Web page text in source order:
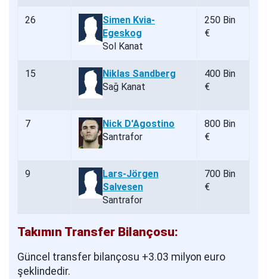
26
Simen Kvia-
Egeskog
Sol Kanat
250 Bin
€
15
Niklas Sandberg
Sağ Kanat
400 Bin
€
7
Nick D'Agostino
Santrafor
800 Bin
€
9
Lars-Jörgen
Salvesen
Santrafor
700 Bin
€
Takımın Transfer Bilançosu:
Güncel transfer bilançosu +3.03 milyon euro
şeklindedir.